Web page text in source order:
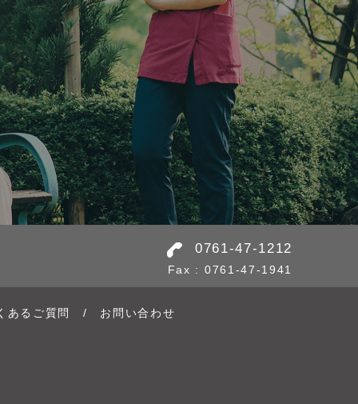
0761-47-1212
Fax : 0761-47-1941
あるご質問 / お問い合わせ